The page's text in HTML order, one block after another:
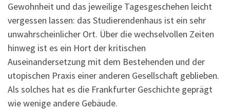
Gewohnheit und das jeweilige Tagesgeschehen leicht
vergessen lassen: das Studierendenhaus ist ein sehr
unwahrscheinlicher Ort. Über die wechselvollen Zeiten
hinweg ist es ein Hort der kritischen
Auseinandersetzung mit dem Bestehenden und der
utopischen Praxis einer anderen Gesellschaft geblieben.
Als solches hat es die Frankfurter Geschichte geprägt
wie wenige andere Gebäude.